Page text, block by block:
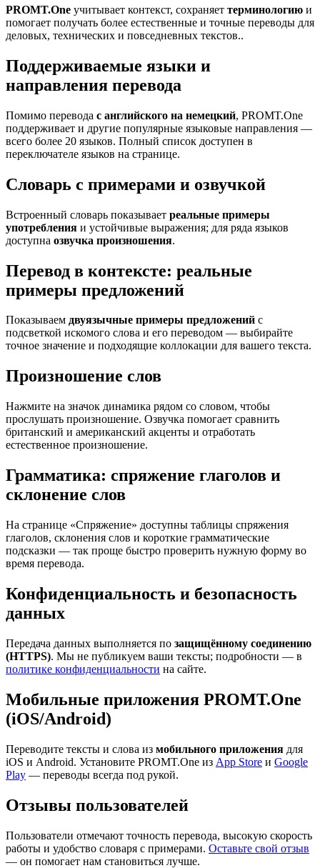
PROMT.One учитывает контекст, сохраняет терминологию и
помогает получать более естественные и точные переводы для
деловых, технических и повседневных текстов..
Поддерживаемые языки и
направления перевода
Помимо перевода с английского на немецкий, PROMT.One
поддерживает и другие популярные языковые направления —
всего более 20 языков. Полный список доступен в
переключателе языков на странице.
Словарь с примерами и озвучкой
Встроенный словарь показывает реальные примеры
употребления и устойчивые выражения; для ряда языков
доступна озвучка произношения.
Перевод в контексте: реальные
примеры предложений
Показываем двуязычные примеры предложений с
подсветкой искомого слова и его переводом — выбирайте
точное значение и подходящие коллокации для вашего текста.
Произношение слов
Нажмите на значок динамика рядом со словом, чтобы
прослушать произношение. Озвучка помогает сравнить
британский и американский акценты и отработать
естественное произношение.
Грамматика: спряжение глаголов и
склонение слов
На странице «Спряжение» доступны таблицы спряжения
глаголов, склонения слов и короткие грамматические
подсказки — так проще быстро проверить нужную форму во
время перевода.
Конфиденциальность и безопасность
данных
Передача данных выполняется по защищённому соединению
(HTTPS). Мы не публикуем ваши тексты; подробности — в
политике конфиденциальности на сайте.
Мобильные приложения PROMT.One
(iOS/Android)
Переводите тексты и слова из мобильного приложения для
iOS и Android. Установите PROMT.One из App Store и Google
Play — переводы всегда под рукой.
Отзывы пользователей
Пользователи отмечают точность перевода, высокую скорость
работы и удобство словаря с примерами. Оставьте свой отзыв
— он помогает нам становиться лучше.